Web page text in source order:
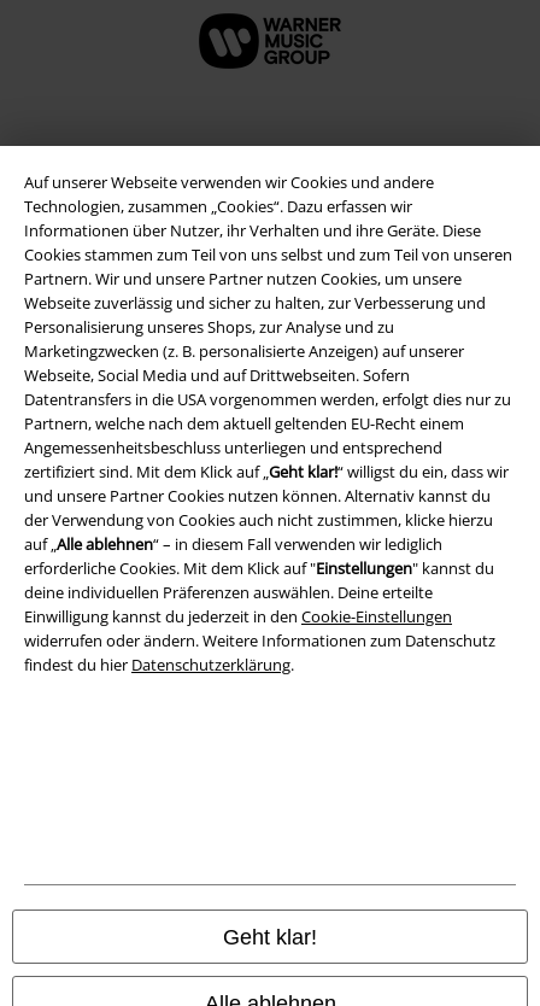
Auf unserer Webseite verwenden wir Cookies und andere
Technologien, zusammen „Cookies“. Dazu erfassen wir
Informationen über Nutzer, ihr Verhalten und ihre Geräte. Diese
Cookies stammen zum Teil von uns selbst und zum Teil von unseren
Partnern. Wir und unsere Partner nutzen Cookies, um unsere
Webseite zuverlässig und sicher zu halten, zur Verbesserung und
Personalisierung unseres Shops, zur Analyse und zu
Marketingzwecken (z. B. personalisierte Anzeigen) auf unserer
Webseite, Social Media und auf Drittwebseiten. Sofern
Datentransfers in die USA vorgenommen werden, erfolgt dies nur zu
Partnern, welche nach dem aktuell geltenden EU-Recht einem
Angemessenheitsbeschluss unterliegen und entsprechend
zertifiziert sind. Mit dem Klick auf „Geht klar!“ willigst du ein, dass wir
und unsere Partner Cookies nutzen können. Alternativ kannst du
der Verwendung von Cookies auch nicht zustimmen, klicke hierzu
auf „Alle ablehnen“ – in diesem Fall verwenden wir lediglich
erforderliche Cookies. Mit dem Klick auf "Einstellungen" kannst du
deine individuellen Präferenzen auswählen. Deine erteilte
Einwilligung kannst du jederzeit in den Cookie-Einstellungen
widerrufen oder ändern. Weitere Informationen zum Datenschutz
findest du hier Datenschutzerklärung.
Geht klar!
Rechtliches
AGB
Impressum
Datenschutz
Entsorgung und Umweltschutz
Konformitätserklärung
Information zur Barrierefreiheit
EMP Online Shops